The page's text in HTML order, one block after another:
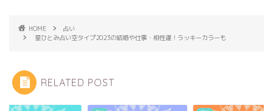
HOME
占い
星ひとみ占い空タイプ2023の結婚や仕事・相性運！ラッキーカラーも
RELATED POST